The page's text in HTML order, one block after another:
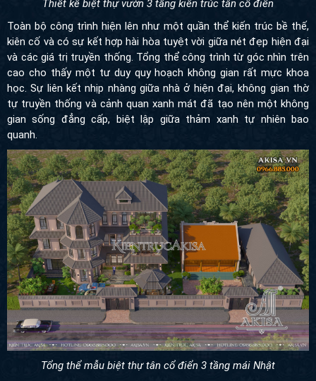
Thiết kế biệt thự vườn 3 tầng kiến trúc tân cổ điển
Toàn bộ công trình hiện lên như một quần thể kiến trúc bề thế,
kiên cố và có sự kết hợp hài hòa tuyệt vời giữa nét đẹp hiện đại
và các giá trị truyền thống. Tổng thể công trình từ góc nhìn trên
cao cho thấy một tư duy quy hoạch không gian rất mực khoa
học. Sự liên kết nhịp nhàng giữa nhà ở hiện đại, không gian thờ
tự truyền thống và cảnh quan xanh mát đã tạo nên một không
gian sống đẳng cấp, biệt lập giữa thảm xanh tự nhiên bao
quanh.
Tổng thể mẫu biệt thự tân cổ điển 3 tầng mái Nhật